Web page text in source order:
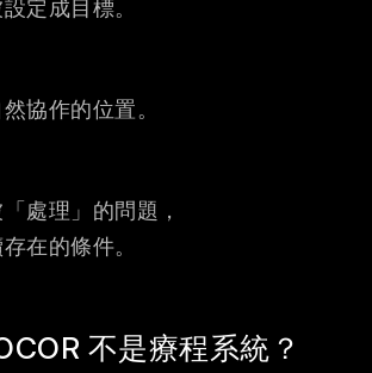
定成目標。
協作的位置。
處理」的問題，
在的條件。
不是療程系統？